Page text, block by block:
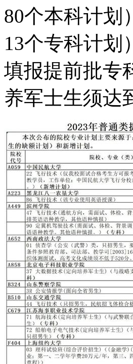
80个本科计划
13个专科计划
填报提前批专
养军士生须达